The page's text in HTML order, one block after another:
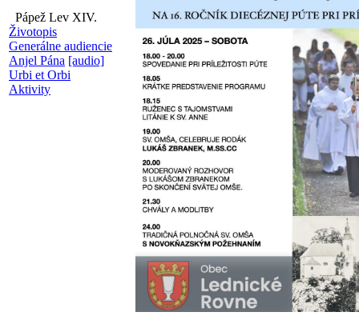
Pápež Lev XIV.
Životopis
Generálne audiencie
Anjel Pána [audio]
Urbi et Orbi
Aktivity